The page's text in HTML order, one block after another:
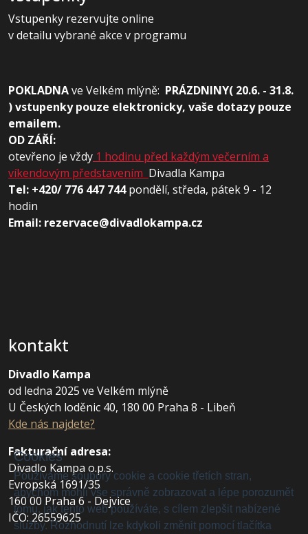
Vstupenky rezervujte online
v detailu vybrané akce v programu
POKLADNAve Velkém mlýně: PRÁZDNINY( 20.6. - 31.8.
) vstupenky pouze elektronicky, vaše dotazy pouze
emailem.
OD ZÁŘÍ:
otevřeno je vždy 1 hodinu před každým večerním a
víkendovým představením Divadla Kampa
Tel: +420/ 776 447 744pondělí, středa, pátek 9 - 12
hodin
Email: rezervace@divadlokampa.cz
kontakt
Divadlo Kampa
od ledna 2025 ve Velkém mlýně
U Českých loděnic 40, 180 00 Praha 8 - Libeň
Kde nás najdete?
Fakturační adresa:
Divadlo Kampa o.p.s.
Evropská 1691/35
160 00 Praha 6 - Dejvice
IČO: 26559625
Cookies
Používáme soubory cookie a cookie třetích stran,
abychom mohli vše správně zobrazovat a lépe porozumět
tomu, jak tento web používáte, s cílem zlepšit nabízené
služby. Rozhodnutí lze kdykoli změnit pomocí tlačítka